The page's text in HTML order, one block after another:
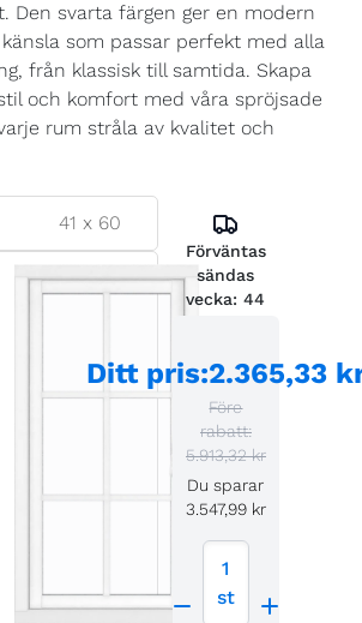
Den svarta färgen ger en modern
som passar perfekt med alla
från klassisk till samtida. Skapa
och komfort med våra spröjsade
rum stråla av kvalitet och
41 x 60
Förväntas
sändas
vecka: 44
Ditt pris:2.365,33
Före
rabatt:
5.913,32 kr
Du sparar
3.547,99 kr
1
st